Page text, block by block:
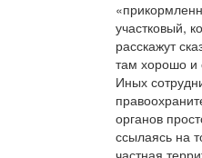
участковый,
расскажут
там хорошо и
Иных
органов
ссылаясь на
частная